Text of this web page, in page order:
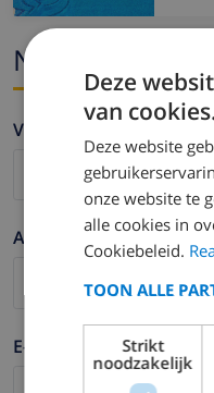
Naam en email
Voornaam *
Achternaam *
E-mail *
Deze
van
Deze website
onze website te
alle cookies in
Cookiebeleid.
TOON ALLE
Strikt
noodzakelijk